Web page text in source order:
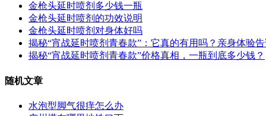
金枪头延时喷剂多少钱一瓶
金枪头延时喷剂的功效说明
金枪头延时喷剂对身体好吗
揭秘“宵战延时喷剂青春款”：它真的有用吗？亲身体验告
揭秘“宵战延时喷剂青春款”价格真相，一瓶到底多少钱？
随机文章
水泡型脚气很痒怎么办